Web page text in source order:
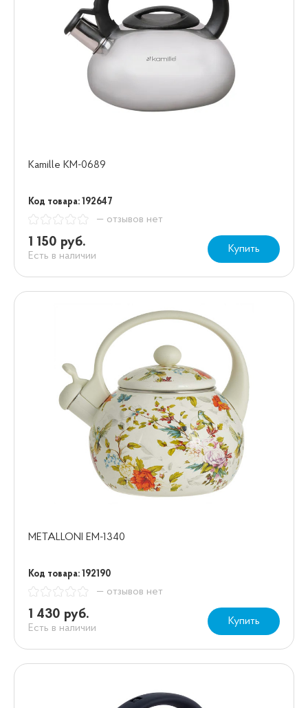
Kamille KM-0689
Код товара: 192647
— отзывов нет
1 150 руб.
Есть в наличии
Купить
METALLONI EM-1340
Код товара: 192190
— отзывов нет
1 430 руб.
Есть в наличии
Купить